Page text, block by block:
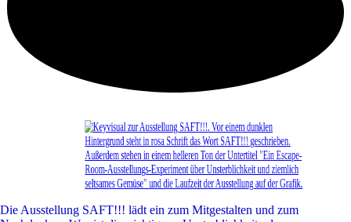
Die Ausstellung SAFT!!! lädt ein zum Mitgestalten und zum